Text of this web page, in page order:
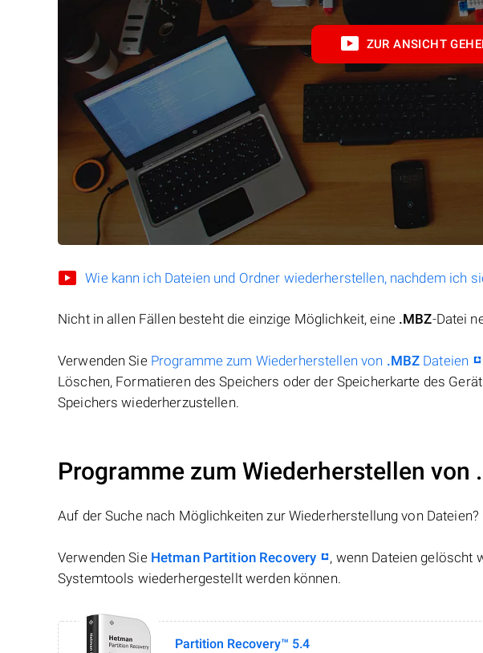
ZUR ANSICHT
Wie kann ich Dateien und Ordner wiederherstellen, nachdem ich
Nicht in allen Fällen besteht die einzige Möglichkeit, eine .MBZ-Datei
Verwenden Sie Programme zum Wiederherstellen von .MBZ Dateien
Löschen, Formatieren des Speichers oder der Speicherkarte des
Speichers wiederherzustellen.
Programme zum Wiederherstellen von
Auf der Suche nach Möglichkeiten zur Wiederherstellung von Dateien?
Verwenden Sie Hetman Partition Recovery
, wenn Dateien gelöscht
Systemtools wiederhergestellt werden können.
Partition Recovery™ 5.4